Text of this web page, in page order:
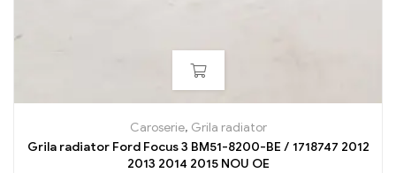
Caroserie, Grila radiator
Grila radiator Ford Focus 3 BM51-8200-BE / 1718747 2012
2013 2014 2015 NOU OE